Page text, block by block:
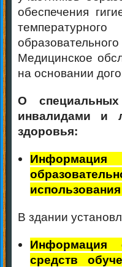
обеспечения
Медицинское
на основании
О
инвалидами и
здоровья:
Информация
В здании
Информация
средств